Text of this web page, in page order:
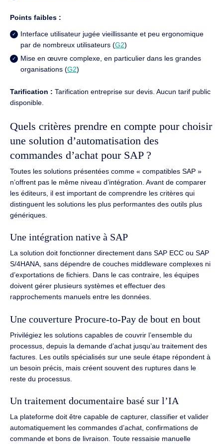
Points faibles :
Interface utilisateur jugée vieillissante et peu ergonomique
par de nombreux utilisateurs (G2)
Mise en œuvre complexe, en particulier dans les grandes
organisations (G2)
Tarification : Tarification entreprise sur devis. Aucun tarif public
disponible.
Quels critères prendre en compte pour choisir
une solution d’automatisation des
commandes d’achat pour SAP ?
Toutes les solutions présentées comme « compatibles SAP »
n’offrent pas le même niveau d’intégration. Avant de comparer
les éditeurs, il est important de comprendre les critères qui
distinguent les solutions les plus performantes des outils plus
génériques.
Une intégration native à SAP
La solution doit fonctionner directement dans SAP ECC ou SAP
S/4HANA, sans dépendre de couches middleware complexes ni
d’exportations de fichiers. Dans le cas contraire, les équipes
doivent gérer plusieurs systèmes et effectuer des
rapprochements manuels entre les données.
Une couverture Procure-to-Pay de bout en bout
Privilégiez les solutions capables de couvrir l’ensemble du
processus, depuis la demande d’achat jusqu’au traitement des
factures. Les outils spécialisés sur une seule étape répondent à
un besoin précis, mais créent souvent des ruptures dans le
reste du processus.
Un traitement documentaire basé sur l’IA
La plateforme doit être capable de capturer, classifier et valider
automatiquement les commandes d’achat, confirmations de
commande et bons de livraison. Toute ressaisie manuelle